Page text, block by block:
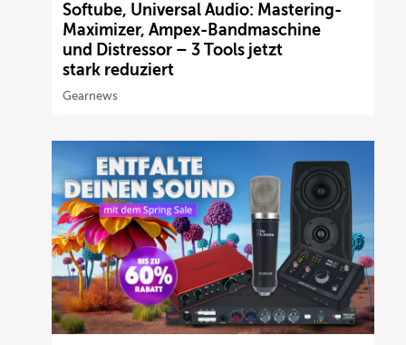
Softube, Universal Audio: Mastering-
Maximizer, Ampex-Bandmaschine
und Distressor – 3 Tools jetzt
stark reduziert
Gearnews